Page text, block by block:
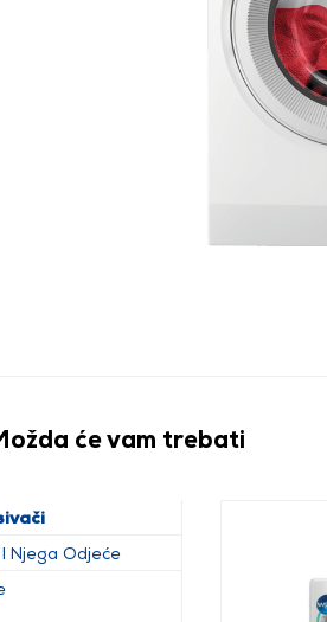
će vam trebati
Njega Odjeće